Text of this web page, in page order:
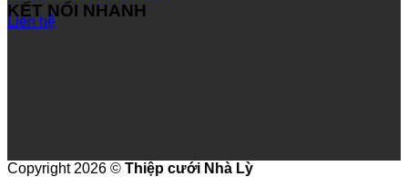
Liên hệ
KẾT NỐI NHANH
Copyright 2026 © Thiệp cưới Nhà Lỳ